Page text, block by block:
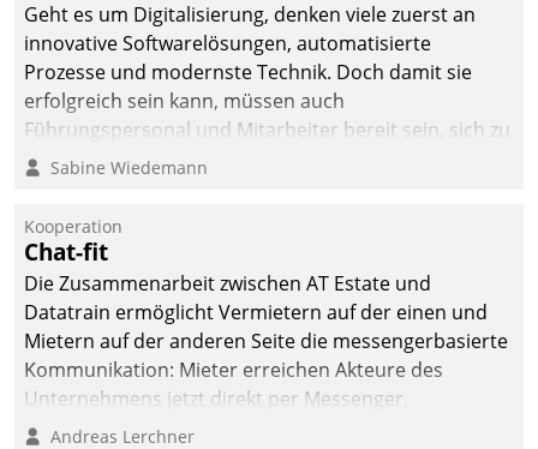
Geht es um Digitalisierung, denken viele zuerst an
innovative Softwarelösungen, automatisierte
Prozesse und modernste Technik. Doch damit sie
erfolgreich sein kann, müssen auch
Führungspersonal und Mitarbeiter bereit sein, sich zu
verändern und anzupassen, sonst werden sie an ihr
Sabine Wiedemann
Kooperation
Chat-fit
Die Zusammenarbeit zwischen AT Estate und
Datatrain ermöglicht Vermietern auf der einen und
Mietern auf der anderen Seite die messengerbasierte
Kommunikation: Mieter erreichen Akteure des
Unternehmens jetzt direkt per Messenger,
Mitarbeiter oder Dienstleister empfangen oder
Andreas Lerchner